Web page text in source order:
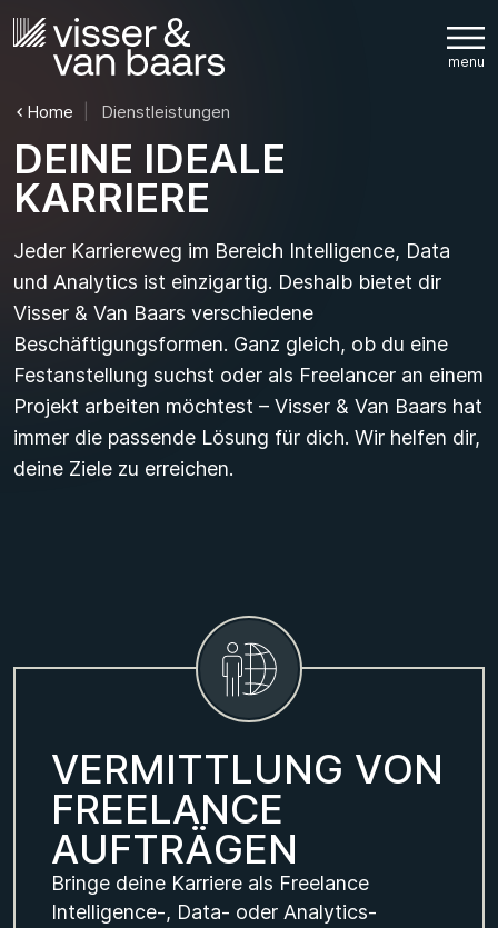
Home Dienstleistungen
DEINE IDEALE
KARRIERE
Jeder Karriereweg im Bereich Intelligence, Data
und Analytics ist einzigartig. Deshalb bietet dir
Visser & Van Baars verschiedene
Beschäftigungsformen. Ganz gleich, ob du eine
Festanstellung suchst oder als Freelancer an einem
Projekt arbeiten möchtest – Visser & Van Baars hat
immer die passende Lösung für dich. Wir helfen dir,
deine Ziele zu erreichen.
VERMITTLUNG VON
FREELANCE
AUFTRÄGEN
Bringe deine Karriere als Freelance
Intelligence-, Data- oder Analytics-